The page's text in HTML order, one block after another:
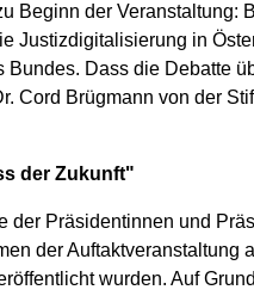
Beginn der
Justizdigitalisierung in
Dass die Debatte
Cord Brügmann von der
der Zukunft"
Präsidentinnen und
der
wurden. Auf